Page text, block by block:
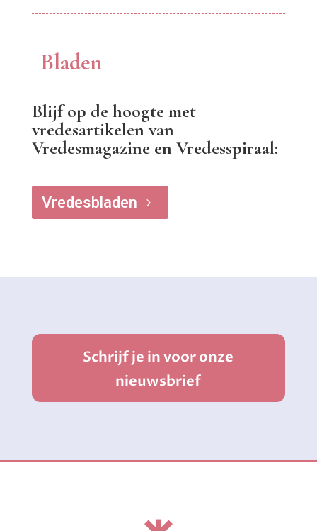
Bladen
Blijf op de hoogte met
vredesartikelen van
Vredesmagazine en Vredesspiraal:
5
Vredesbladen
Schrijf je in voor onze
nieuwsbrief